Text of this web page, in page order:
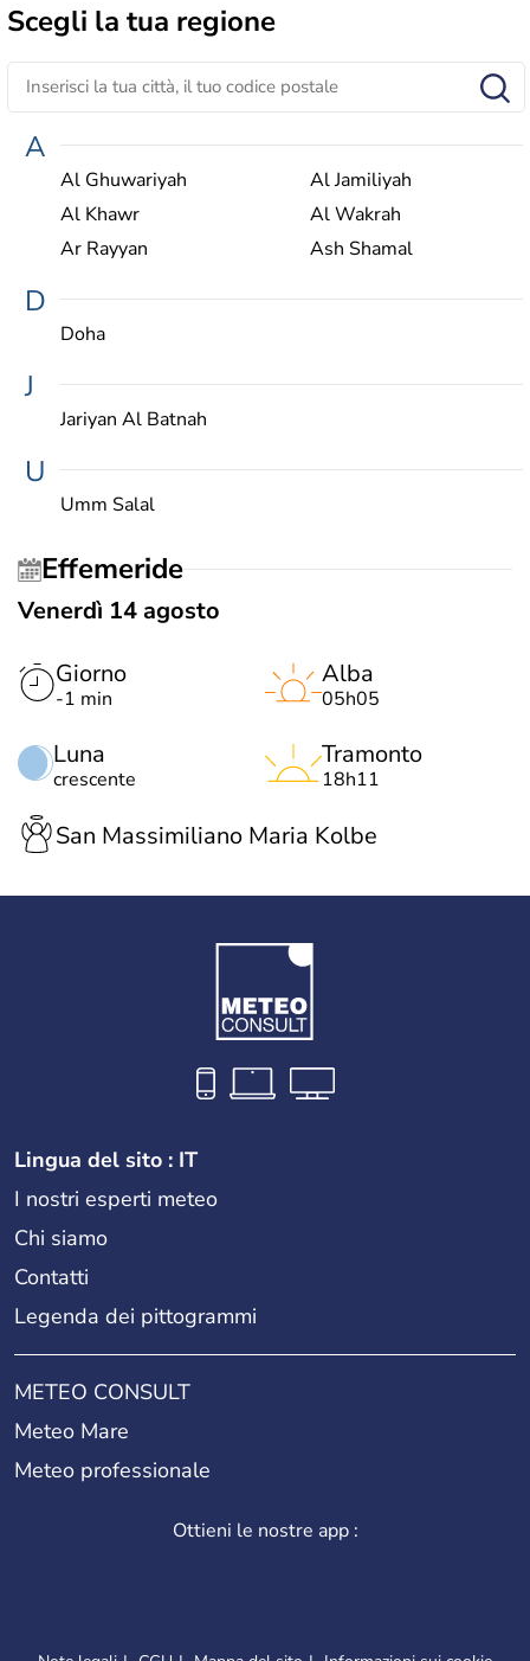
Scegli la tua regione
A
Al Ghuwariyah
Al Jamiliyah
Al Khawr
Al Wakrah
Ar Rayyan
Ash Shamal
D
Doha
J
Jariyan Al Batnah
U
Umm Salal
Effemeride
Venerdì 14 agosto
Giorno
-1 min
Luna
crescente
Alba
05h05
Tramonto
18h11
San Massimiliano Maria Kolbe
Lingua del sito : IT
I nostri esperti meteo
Chi siamo
Contatti
Legenda dei pittogrammi
METEO CONSULT
Meteo Mare
Meteo professionale
Ottieni le nostre app :